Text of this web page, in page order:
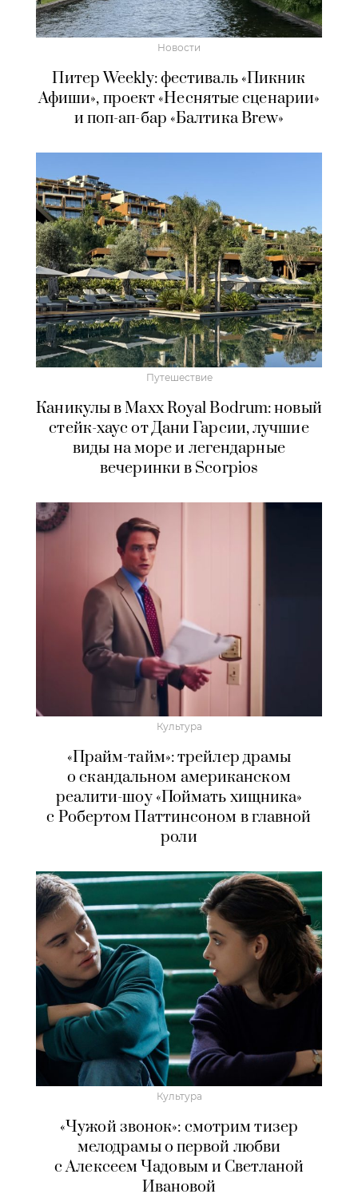
Новости
Питер Weekly: фестиваль «Пикник
Афиши», проект «Неснятые сценарии»
и поп-ап-бар «Балтика Brew»
Путешествие
Каникулы в Maxx Royal Bodrum: новый
стейк-хаус от Дани Гарсии, лучшие
виды на море и легендарные
вечеринки в Scorpios
Культура
«Прайм-тайм»: трейлер драмы
о скандальном американском
реалити-шоу «Поймать хищника»
с Робертом Паттинсоном в главной
роли
Культура
«Чужой звонок»: смотрим тизер
мелодрамы о первой любви
с Алексеем Чадовым и Светланой
Ивановой